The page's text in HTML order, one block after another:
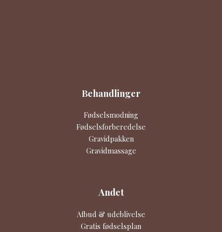
Behandlinger
Fødselsmodning
Fødselsforberedelse
Gravidpakken
Gravidmassage
Andet
Afbud & udeblivelse
Gratis fødselsplan